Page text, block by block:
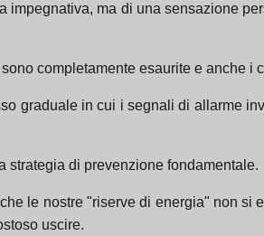
impegnativa, ma di una sensazione
completamente esaurite e anche
graduale in cui i segnali di allarme
strategia di prevenzione fondamentale.
le nostre "riserve di energia" non si
uscire.